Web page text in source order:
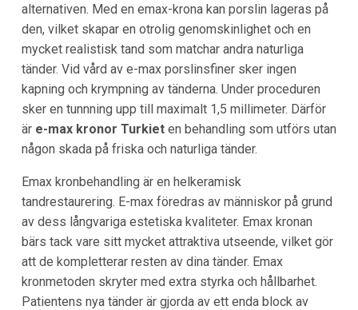
alternativen. Med en emax-krona kan porslin lageras på
den, vilket skapar en otrolig genomskinlighet och en
mycket realistisk tand som matchar andra naturliga
tänder. Vid vård av e-max porslinsfiner sker ingen
kapning och krympning av tänderna. Under proceduren
sker en tunnning upp till maximalt 1,5 millimeter. Därför
är e-max kronor Turkieten behandling som utförs utan
någon skada på friska och naturliga tänder.
Emax kronbehandling är en helkeramisk
tandrestaurering. E-max föredras av människor på grund
av dess långvariga estetiska kvaliteter. Emax kronan
bärs tack vare sitt mycket attraktiva utseende, vilket gör
att de kompletterar resten av dina tänder. Emax
kronmetoden skryter med extra styrka och hållbarhet.
Patientens nya tänder är gjorda av ett enda block av